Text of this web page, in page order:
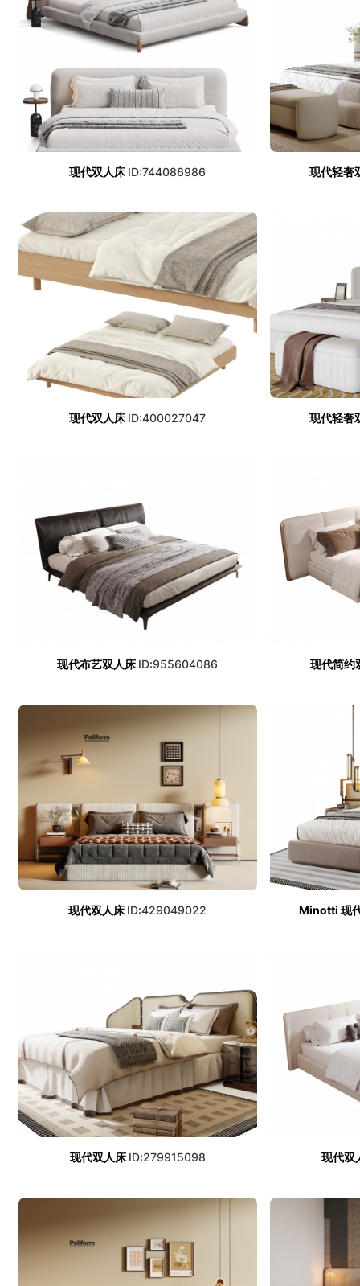
现代双人床 ID:744086986 现代轻奢
现代双人床 ID:400027047 现代轻奢
现代布艺双人床 ID:955604086 现代简约
现代双人床 ID:429049022 Minotti 现
现代双人床 ID:279915098 现代双